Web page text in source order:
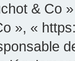
& Co
», «